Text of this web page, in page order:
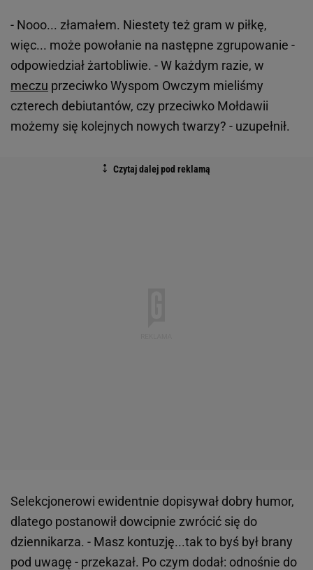
- Nooo... złamałem. Niestety też gram w piłkę,
więc... może powołanie na następne zgrupowanie -
odpowiedział żartobliwie. - W każdym razie, w
meczu przeciwko Wyspom Owczym mieliśmy
czterech debiutantów, czy przeciwko Mołdawii
możemy się kolejnych nowych twarzy? - uzupełnił.
Selekcjonerowi ewidentnie dopisywał dobry humor,
dlatego postanowił dowcipnie zwrócić się do
dziennikarza. - Masz kontuzję...tak to byś był brany
pod uwagę - przekazał. Po czym dodał: odnośnie do